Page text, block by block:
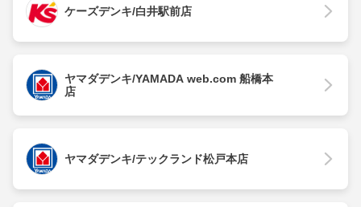
ケーズデンキ/白井駅前店
ヤマダデンキ/YAMADA web.com 船橋本
店
ヤマダデンキ/テックランド松戸本店